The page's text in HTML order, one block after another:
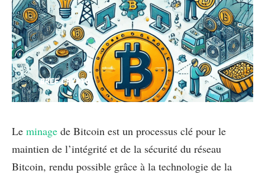
Le minage de Bitcoin est un processus clé pour le
maintien de l’intégrité et de la sécurité du réseau
Bitcoin, rendu possible grâce à la technologie de la